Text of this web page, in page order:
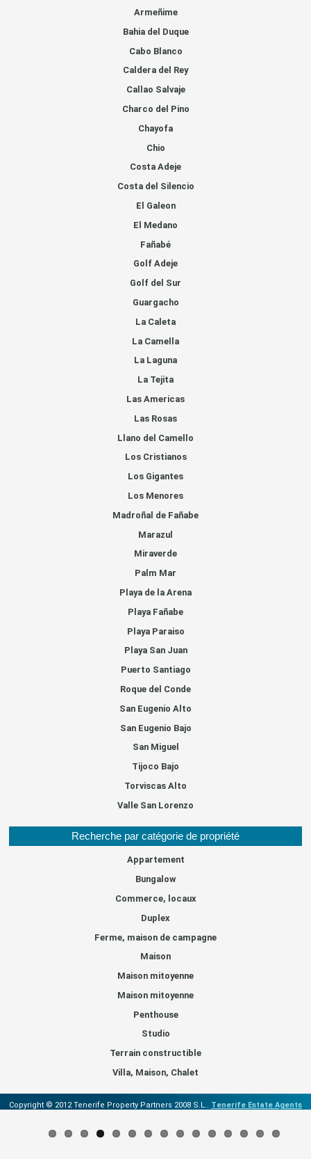
Armeñime
Bahia del Duque
Cabo Blanco
Caldera del Rey
Callao Salvaje
Charco del Pino
Chayofa
Chio
Costa Adeje
Costa del Silencio
El Galeon
El Medano
Fañabé
Golf Adeje
Golf del Sur
Guargacho
La Caleta
La Camella
La Laguna
La Tejita
Las Americas
Las Rosas
Llano del Camello
Los Cristianos
Los Gigantes
Los Menores
Madroñal de Fañabe
Marazul
Miraverde
Palm Mar
Playa de la Arena
Playa Fañabe
Playa Paraiso
Playa San Juan
Puerto Santiago
Roque del Conde
San Eugenio Alto
San Eugenio Bajo
San Miguel
Tijoco Bajo
Torviscas Alto
Valle San Lorenzo
Recherche par catégorie de propriété
Appartement
Bungalow
Commerce, locaux
Duplex
Ferme, maison de campagne
Maison
Maison mitoyenne
Maison mitoyenne
Penthouse
Studio
Terrain constructible
Villa, Maison, Chalet
Copyright © 2012 Tenerife Property Partners 2008 S.L.. Tenerife Estate Agents